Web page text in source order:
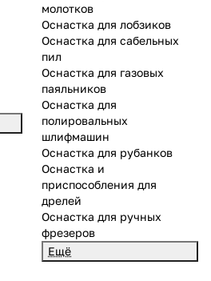
молотков
Оснастка для лобзиков
Оснастка для сабельных
пил
Оснастка для газовых
паяльников
Оснастка для
полировальных
шлифмашин
Оснастка для рубанков
Оснастка и
приспособления для
дрелей
Оснастка для ручных
фрезеров
Ещё